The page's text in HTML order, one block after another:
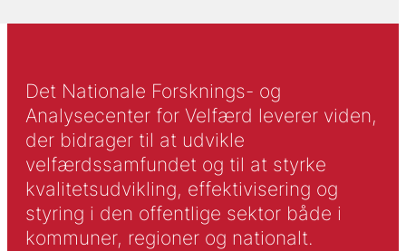
Det Nationale Forsknings- og
Analysecenter for Velfærd leverer viden,
der bidrager til at udvikle
velfærdssamfundet og til at styrke
kvalitetsudvikling, effektivisering og
styring i den offentlige sektor både i
kommuner, regioner og nationalt.